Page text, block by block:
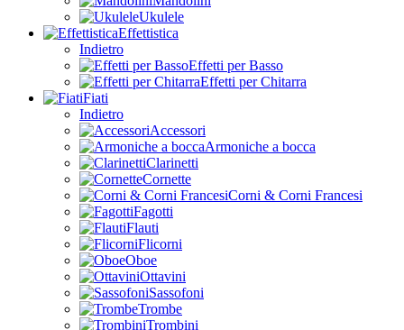
Ukulele
Effettistica
Indietro
Effetti per Basso
Effetti per Chitarra
Fiati
Indietro
Accessori
Armoniche a bocca
Clarinetti
Cornette
Corni & Corni Francesi
Fagotti
Flauti
Flicorni
Oboe
Ottavini
Sassofoni
Trombe
Trombini